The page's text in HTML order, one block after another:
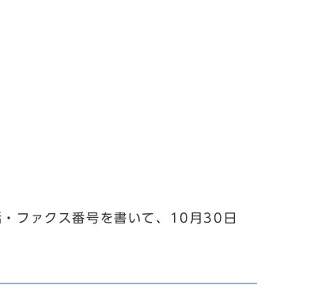
ファクス番号を書いて、10月30日